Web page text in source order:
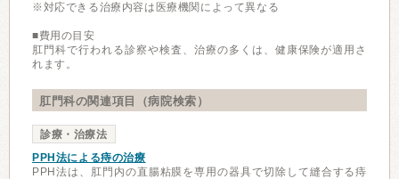
※対応できる治療内容は医療機関によって異なる
■費用の目安
肛門科で行われる診察や検査、治療の多くは、健康保険が適用さ
れます。
肛門科の関連項目（病院検索）
診療・治療法
PPH法による痔の治療
PPH法は、肛門内の直腸粘膜を専用の器具で切除して縫合する痔